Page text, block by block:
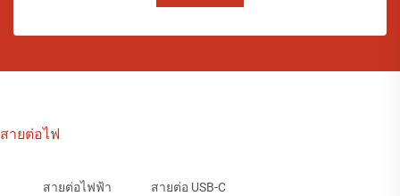
สายต่อไฟ
สายต่อไฟฟ้า สายต่อ USB-C